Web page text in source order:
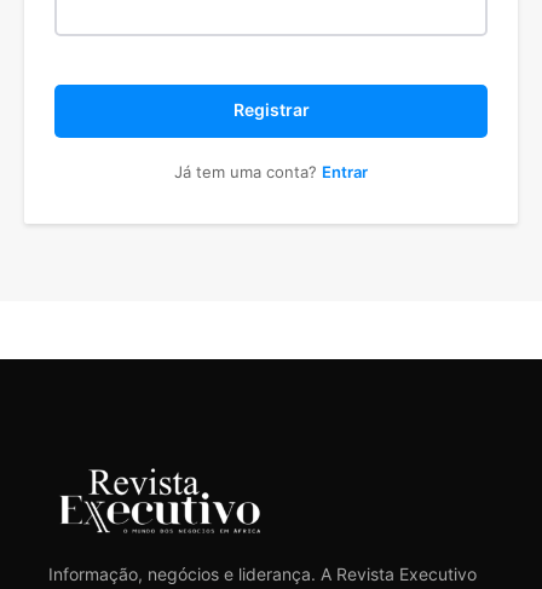
Registrar
Já tem uma conta? Entrar
Informação, negócios e liderança. A Revista Executivo